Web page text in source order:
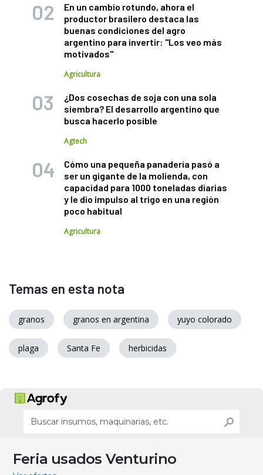
En un cambio rotundo, ahora el
productor brasilero destaca las
buenas condiciones del agro
argentino para invertir: "Los veo más
motivados"
Agricultura
¿Dos cosechas de soja con una sola
siembra? El desarrollo argentino que
busca hacerlo posible
Agtech
Cómo una pequeña panadería pasó a
ser un gigante de la molienda, con
capacidad para 1000 toneladas diarias
y le dio impulso al trigo en una región
poco habitual
Agricultura
Temas en esta nota
granos granos en argentina yuyo colorado
plaga Santa Fe herbicidas
Feria usados Venturino